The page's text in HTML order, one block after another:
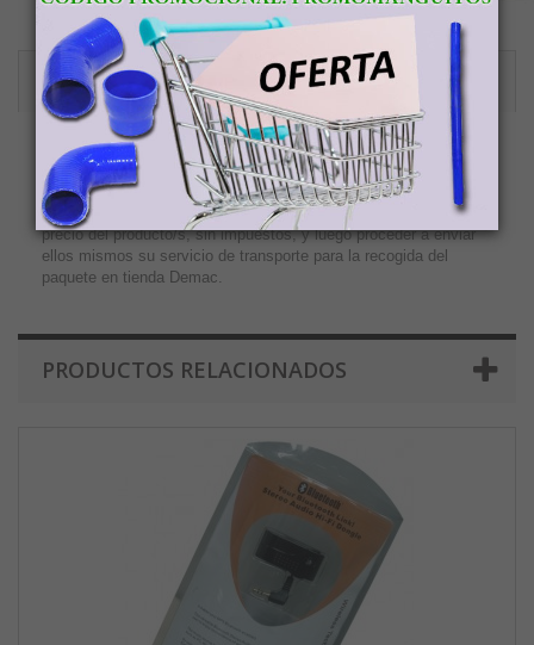
ENVIOS A CANARIAS, CEUTA Y MELILLA
Tienda Demac no cobra el IVA a los clientes de Canarias o
Ceuta y Melilla. Los clientes que realicen un pedido en Tienda
Demac con envíos a Canarias, Ceuta o Melilla deberán abonar el
precio del producto/s, sin impuestos, y luego proceder a enviar
ellos mismos su servicio de transporte para la recogida del
paquete en tienda Demac.
PRODUCTOS RELACIONADOS